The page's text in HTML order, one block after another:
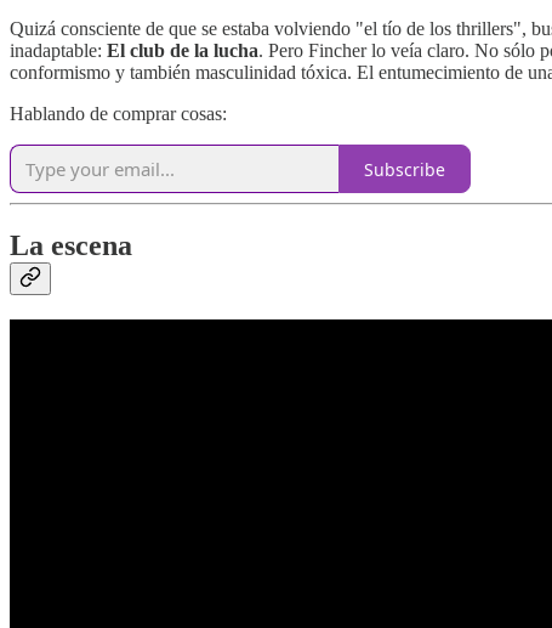
Quizá consciente de que se estaba volviendo "el tío de los thrillers",
inadaptable: El club de la lucha. Pero Fincher lo veía claro. No sólo
conformismo y también masculinidad tóxica. El entumecimiento de
Hablando de comprar cosas:
Subscribe
La escena